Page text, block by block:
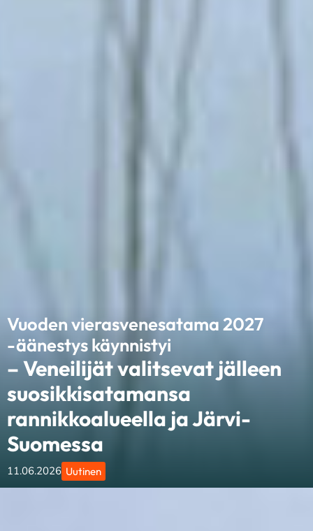
Vuoden vierasvenesatama 2027
-äänestys käynnistyi
– Veneilijät valitsevat jälleen
suosikkisatamansa
rannikkoalueella ja Järvi-
Suomessa
11.06.2026 Uutinen